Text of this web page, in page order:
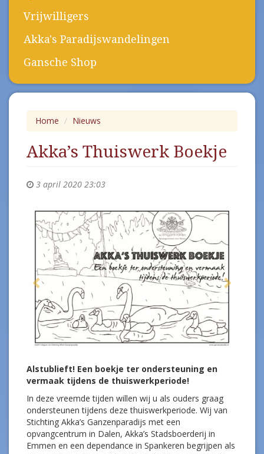
Vrijwilligers
Akka's Paradijswandelingen
Gansche Shop
Home Nieuws
Akka’s Thuiswerk Boekje
3 april 2020 23:03
Previous Next
Alstublieft! Een boekje ter ondersteuning en
vermaak tijdens de thuiswerkperiode!